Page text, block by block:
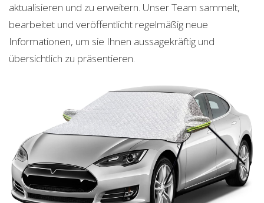
aktualisieren und zu erweitern. Unser Team sammelt,
bearbeitet und veröffentlicht regelmäßig neue
Informationen, um sie Ihnen aussagekräftig und
übersichtlich zu präsentieren.